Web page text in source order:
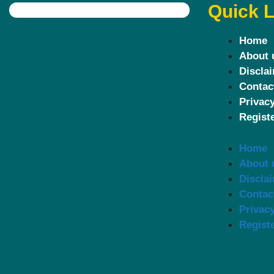
Quick
Home
About
Home
About